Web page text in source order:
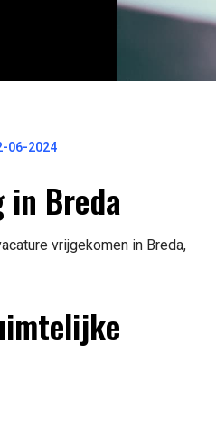
06-2024
in Breda
vrijgekomen in Breda,